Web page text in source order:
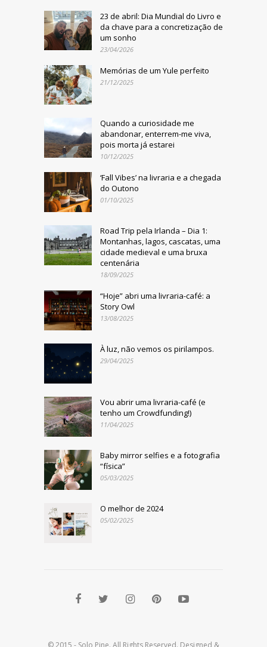
23 de abril: Dia Mundial do Livro e
da chave para a concretização de
um sonho
23/04/2026
Memórias de um Yule perfeito
21/12/2025
Quando a curiosidade me
abandonar, enterrem-me viva,
pois morta já estarei
10/12/2025
‘Fall Vibes’ na livraria e a chegada
do Outono
01/10/2025
Road Trip pela Irlanda – Dia 1:
Montanhas, lagos, cascatas, uma
cidade medieval e uma bruxa
centenária
18/09/2025
“Hoje” abri uma livraria-café: a
Story Owl
13/08/2025
À luz, não vemos os pirilampos.
29/04/2025
Vou abrir uma livraria-café (e
tenho um Crowdfunding!)
11/04/2025
Baby mirror selfies e a fotografia
“física”
05/03/2025
O melhor de 2024
05/02/2025
© 2015 - Solo Pine. All Rights Reserved. Designed &